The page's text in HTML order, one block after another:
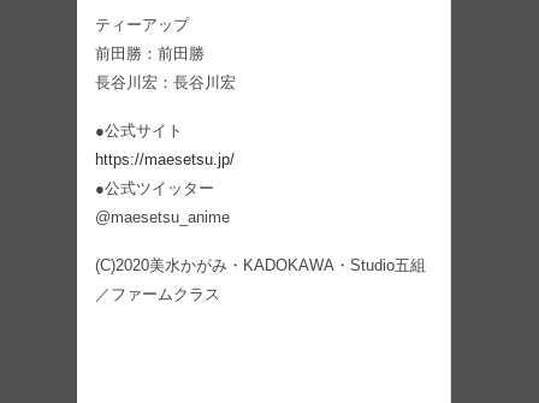
ティーアップ
前田勝：前田勝
長谷川宏：長谷川宏
●公式サイト
https://maesetsu.jp/
●公式ツイッター
@maesetsu_anime
(C)2020美水かがみ・KADOKAWA・Studio五組
／ファームクラス